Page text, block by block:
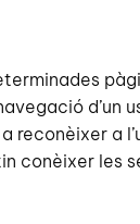
d’un
a
conèixer les